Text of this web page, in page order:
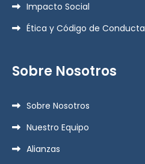
Impacto Social
Ética y Código de Conducta
Sobre Nosotros
Sobre Nosotros
Nuestro Equipo
Alianzas